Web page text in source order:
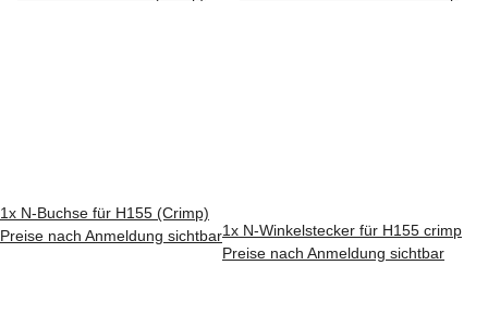
1x N-Buchse für H155 (Crimp)
Preise nach Anmeldung sichtbar1x N-Winkelstecker für H155 crimp
Preise nach Anmeldung sichtbar